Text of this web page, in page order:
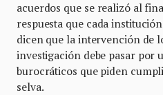
acuerdos que se realizó al
respuesta que cada
dicen que la intervención de
investigación debe pasar por
burocráticos que piden
selva.